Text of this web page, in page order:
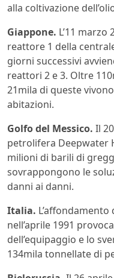
alla coltivazione
Giappone. L’11
reattore 1 della
giorni successivi
reattori 2 e 3. Oltre
21mila di queste
abitazioni.
Golfo del Messico. Il
petrolifera Deepwater
milioni di barili di
sovrappongono le
danni ai danni.
Italia.
nell’aprile 1991
dell’equipaggio e lo
134mila tonnellate di